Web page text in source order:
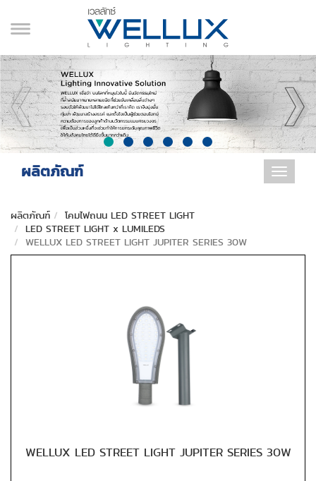
Toggle
ผลิตภัณฑ์
ผลิตภัณฑ์
โคมไฟถนน LED STREET LIGHT
LED STREET LIGHT x LUMILEDS
WELLUX LED STREET LIGHT JUPITER SERIES 30W
WELLUX LED STREET LIGHT JUPITER SERIES 30W